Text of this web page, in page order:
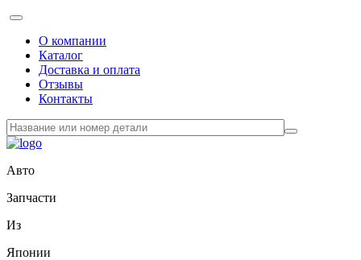
О компании
Каталог
Доставка и оплата
Отзывы
Контакты
Авто
Запчасти
Из
Японии